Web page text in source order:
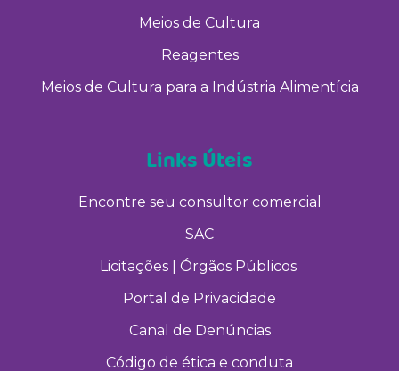
Meios de Cultura
Reagentes
Meios de Cultura para a Indústria Alimentícia
Links Úteis
Encontre seu consultor comercial
SAC
Licitações | Órgãos Públicos
Portal de Privacidade
Canal de Denúncias
Código de ética e conduta